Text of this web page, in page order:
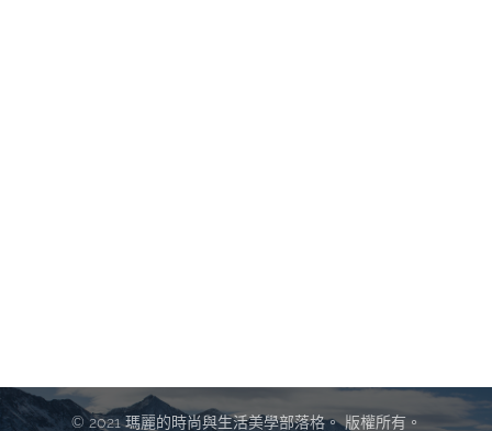
© 2021 瑪麗的時尚與生活美學部落格。 版權所有。